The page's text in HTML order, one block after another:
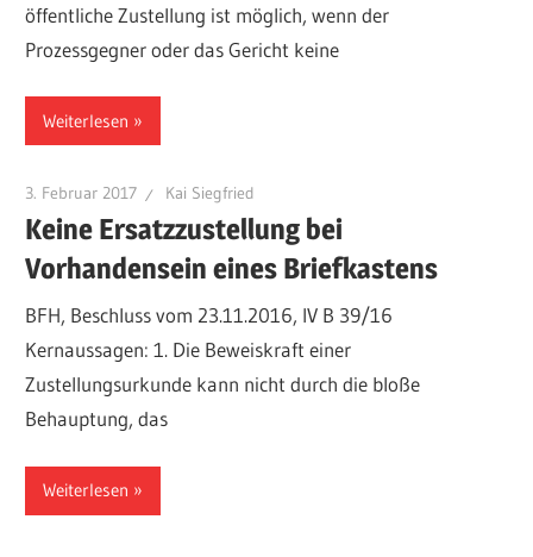
öffentliche Zustellung ist möglich, wenn der
Prozessgegner oder das Gericht keine
Weiterlesen
3. Februar 2017 Kai Siegfried
Keine Ersatzzustellung bei
Vorhandensein eines Briefkastens
BFH, Beschluss vom 23.11.2016, IV B 39/16
Kernaussagen: 1. Die Beweiskraft einer
Zustellungsurkunde kann nicht durch die bloße
Behauptung, das
Weiterlesen